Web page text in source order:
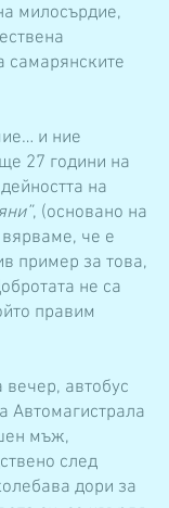
милосърдие,
самарянските
и ние
27 години на
на
, (основано на
вярваме, че е
пример за това,
не са
правим
автобус
Автомагистрала
мъж,
след
дори за